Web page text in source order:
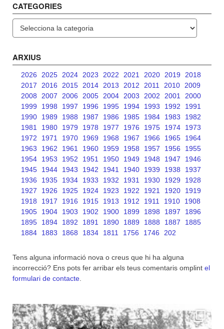
CATEGORIES
ARXIUS
2026 2025 2024 2023 2022 2021 2020 2019
2018
2017
2016 2015 2014 2013 2012 2011 2010
2009
2008
2007 2006 2005 2004 2003 2002 2001
2000
1999
1998 1997 1996 1995 1994 1993 1992
1991
1990
1989 1988 1987 1986 1985 1984 1983
1982
1981
1980 1979 1978 1977 1976 1975 1974
1973
1972
1971 1970 1969 1968 1967 1966 1965
1964
1963
1962 1961 1960 1959 1958 1957 1956
1955
1954
1953 1952 1951 1950 1949 1948 1947
1946
1945
1944 1943 1942 1941 1940 1939 1938
1937
1936
1935 1934 1933 1932 1931 1930 1929
1928
1927
1926 1925 1924 1923 1922 1921 1920
1919
1918
1917 1916 1915 1913 1912 1911 1910
1908
1905
1904 1903 1902 1900 1899 1898 1897
1896
1895
1894 1892 1891 1890 1889 1888 1887
1885
1884
1883 1868 1834 1811 1756 1746 202
Tens alguna informació nova o creus que hi ha alguna
incorrecció? Ens pots fer arribar els teus comentaris omplint el
formulari de contacte